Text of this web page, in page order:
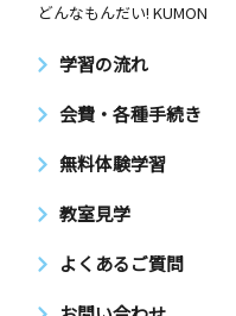
どんなもんだい! KUMON
学習の流れ
会費・各種手続き
無料体験学習
教室見学
よくあるご質問